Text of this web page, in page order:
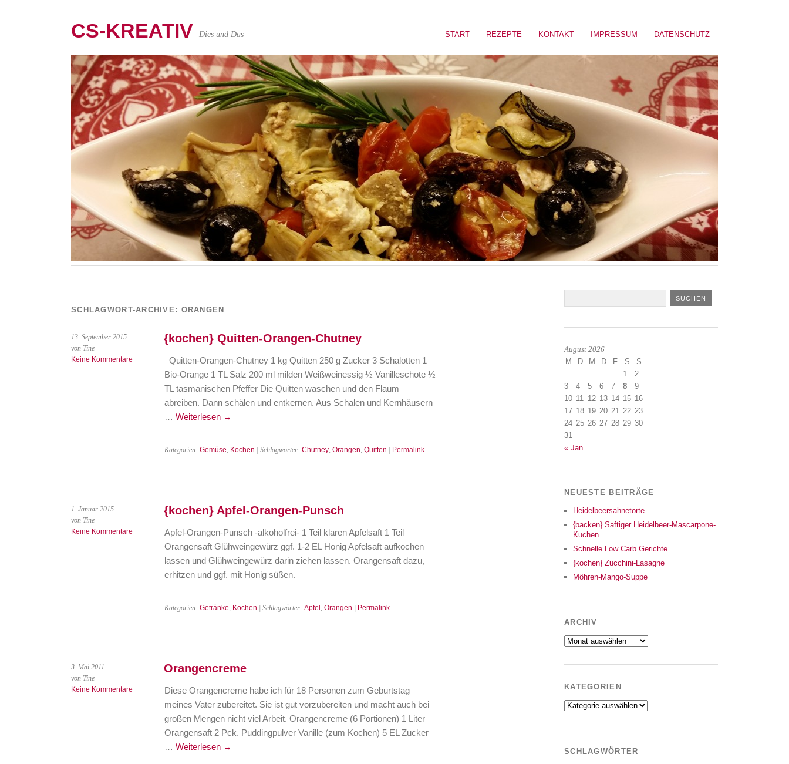
START REZEPTE KONTAKT IMPRESSUM DATENSCHUTZ
CS-KREATIV Dies und Das
SCHLAGWORT-ARCHIVE: ORANGEN
13. September 2015
von Tine
Keine Kommentare
{kochen} Quitten-Orangen-Chutney
Quitten-Orangen-Chutney 1 kg Quitten 250 g Zucker 3 Schalotten 1
Bio-Orange 1 TL Salz 200 ml milden Weißweinessig ½ Vanilleschote ½
TL tasmanischen Pfeffer Die Quitten waschen und den Flaum
abreiben. Dann schälen und entkernen. Aus Schalen und Kernhäusern
… Weiterlesen →
Kategorien: Gemüse, Kochen | Schlagwörter: Chutney, Orangen, Quitten Permalink
1. Januar 2015
von Tine
Keine Kommentare
{kochen} Apfel-Orangen-Punsch
Apfel-Orangen-Punsch -alkoholfrei- 1 Teil klaren Apfelsaft 1 Teil
Orangensaft Glühweingewürz ggf. 1-2 EL Honig Apfelsaft aufkochen
lassen und Glühweingewürz darin ziehen lassen. Orangensaft dazu,
erhitzen und ggf. mit Honig süßen.
Kategorien: Getränke, Kochen | Schlagwörter: Apfel , Orangen Permalink
3. Mai 2011
von Tine
Keine Kommentare
Orangencreme
Diese Orangencreme habe ich für 18 Personen zum Geburtstag
meines Vater zubereitet. Sie ist gut vorzubereiten und macht auch bei
großen Mengen nicht viel Arbeit. Orangencreme (6 Portionen) 1 Liter
Orangensaft 2 Pck. Puddingpulver Vanille (zum Kochen) 5 EL Zucker
… Weiterlesen →
August 2026
M D M D F S
S
1
2
3
4 5 6 7 8
9
10 11 12 13 14 15 16
17 18 19 20 21 22 23
24 25 26 27 28 29 30
31
« Jan.
NEUESTE BEITRÄGE
Heidelbeersahnetorte
{backen} Saftiger Heidelbeer-Mascarpone-
Kuchen
Schnelle Low Carb Gerichte
{kochen} Zucchini-Lasagne
Möhren-Mango-Suppe
ARCHIV
Archiv
KATEGORIEN
Kategorien
SCHLAGWÖRTER